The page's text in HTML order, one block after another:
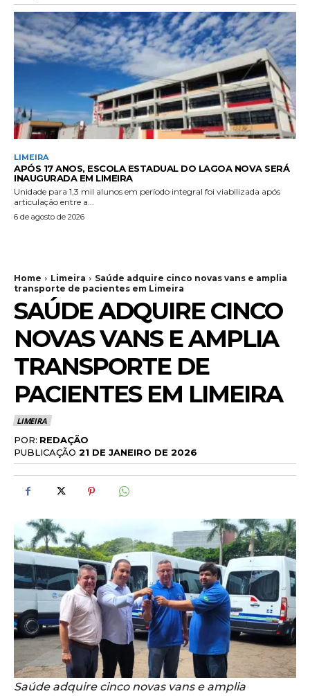
LIMEIRA
APÓS 17 ANOS, ESCOLA ESTADUAL DO LAGOA NOVA SERÁ
INAUGURADA EM LIMEIRA
Unidade para 1,3 mil alunos em período integral foi viabilizada após
articulação entre a...
6 de agosto de 2026